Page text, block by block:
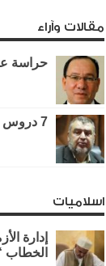
مقالات وآراء
حراسة
7 دروس مستفادة من ثورة يناير
اسلاميات
إدارة
الخطاب